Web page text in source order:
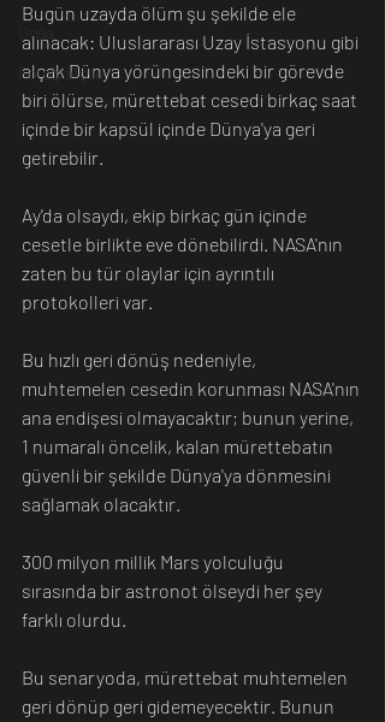
Doğa
Fotoğrafçılık
Bugün uzayda ölüm şu şekilde ele
alınacak: Uluslararası Uzay İstasyonu gibi
alçak Dünya yörüngesindeki bir görevde
biri ölürse, mürettebat cesedi birkaç saat
içinde bir kapsül içinde Dünya'ya geri
getirebilir.
Ay'da olsaydı, ekip birkaç gün içinde
cesetle birlikte eve dönebilirdi. NASA'nın
zaten bu tür olaylar için ayrıntılı
protokolleri var.
Bu hızlı geri dönüş nedeniyle,
muhtemelen cesedin korunması NASA'nın
ana endişesi olmayacaktır; bunun yerine,
1 numaralı öncelik, kalan mürettebatın
güvenli bir şekilde Dünya'ya dönmesini
sağlamak olacaktır.
300 milyon millik Mars yolculuğu
sırasında bir astronot ölseydi her şey
farklı olurdu.
Bu senaryoda, mürettebat muhtemelen
geri dönüp geri gidemeyecektir. Bunun